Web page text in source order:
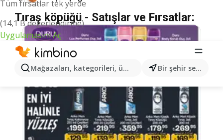
Tüm fırsatlar tek yerde
(14,1 B değerlendirme)
Uygulamasını Aç
Mağazaları, kategorileri, ürünleri arayın... Bir şehir seçin
Tıraş köpüğü - Satışlar ve Fırsatlar: